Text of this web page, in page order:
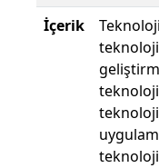
İçerik